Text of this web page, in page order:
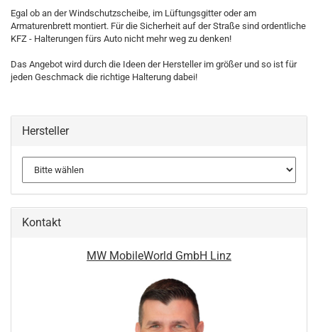
Egal ob an der Windschutzscheibe, im Lüftungsgitter oder am
Armaturenbrett montiert. Für die Sicherheit auf der Straße sind ordentliche
KFZ - Halterungen fürs Auto nicht mehr weg zu denken!
Das Angebot wird durch die Ideen der Hersteller im größer und so ist für
jeden Geschmack die richtige Halterung dabei!
Hersteller
Kontakt
MW MobileWorld GmbH Linz